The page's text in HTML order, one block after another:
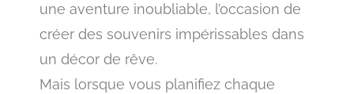
une aventure inoubliable, l’occasion de
créer des souvenirs impérissables dans
un décor de rêve.
Mais lorsque vous planifiez chaque